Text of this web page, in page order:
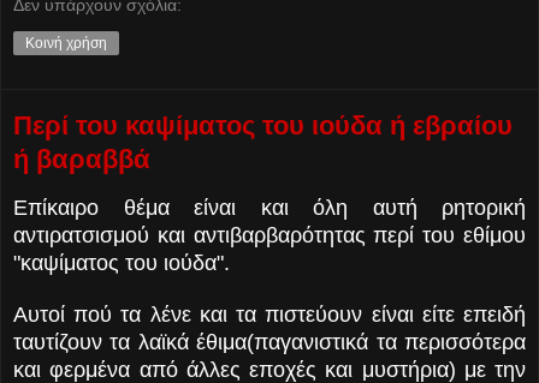
Δεν υπάρχουν σχόλια:
Κοινή χρήση
Περί του καψίματος του ιούδα ή εβραίου
ή βαραββά
Επίκαιρο θέμα είναι και όλη αυτή ρητορική
αντιρατσισμού και αντιβαρβαρότητας περί του εθίμου
"καψίματος του ιούδα".
Αυτοί πού τα λένε και τα πιστεύουν είναι είτε επειδή
ταυτίζουν τα λαϊκά έθιμα(παγανιστικά τα περισσότερα
και φερμένα από άλλες εποχές και μυστήρια) με την